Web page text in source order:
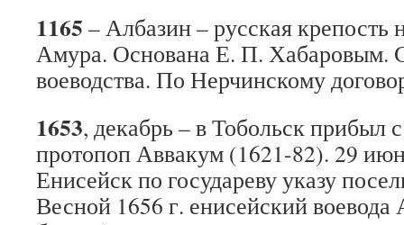
1165 – Албазин – русская крепость
Амура. Основана Е. П. Хабаровым.
воеводства. По Нерчинскому
1653, декабрь – в Тобольск прибыл
протопоп Аввакум (1621-82). 29
Енисейск по государеву указу
Весной 1656 г. енисейский